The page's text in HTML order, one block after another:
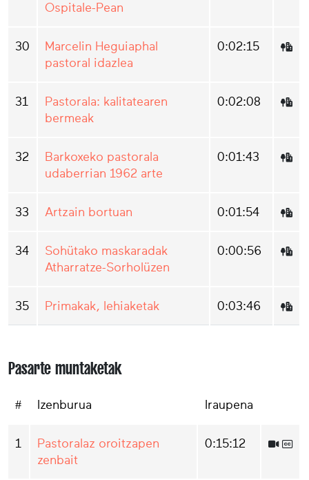
Ospitale-Pean
30
Marcelin Heguiaphal
pastoral idazlea
0:02:15
31
Pastorala: kalitatearen
bermeak
0:02:08
32
Barkoxeko pastorala
udaberrian 1962 arte
0:01:43
33 Artzain bortuan 0:01:54
34
Sohütako maskaradak
Atharratze-Sorholüzen
0:00:56
35 Primakak, lehiaketak 0:03:46
Pasarte muntaketak
# Izenburua Iraupena
1
Pastoralaz oroitzapen
zenbait
0:15:12